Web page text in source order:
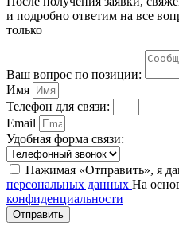
и подробно ответим на все
только
Ваш вопрос по позиции:
Имя
Телефон для связи:
Email
Удобная форма связи:
Нажимая «Отправить», я
персональных данных На
конфиденциальности
Отправить